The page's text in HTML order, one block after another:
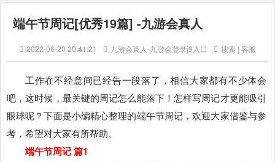
端午节周记[优秀19篇] -九游会真人
2022-06-20 20:41:21 九游会真人-九游会登录j9入口 搜索 | 客服
工作在不经意间已经告一段落了，相信大家都有不少体会
吧，这时候，最关键的周记怎么能落下！怎样写周记才更能吸引
眼球呢？下面是小编精心整理的端午节周记，欢迎大家借鉴与参
考，希望对大家有所帮助。
端午节周记 篇1